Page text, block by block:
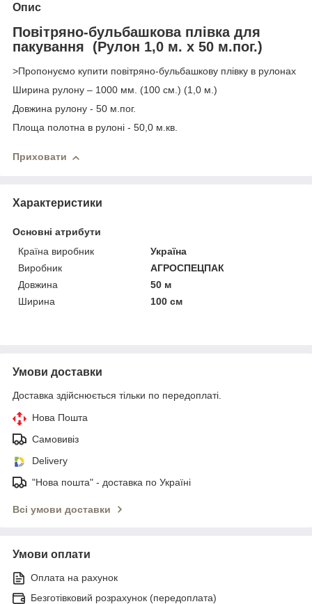
Опис
Повітряно-бульбашкова плівка для
пакування (Рулон 1,0 м. х 50 м.пог.)
>Пропонуємо купити повітряно-бульбашкову плівку в рулонах
Ширина рулону – 1000 мм. (100 см.) (1,0 м.)
Довжина рулону - 50 м.пог.
Площа полотна в рулоні - 50,0 м.кв.
Приховати
Характеристики
Основні атрибути
Країна виробник
Україна
Виробник
АГРОСПЕЦПАК
Довжина
50 м
Ширина
100 см
Умови доставки
Доставка здійснюється тільки по передоплаті.
Нова Пошта
Самовивіз
Delivery
"Нова пошта" - доставка по Україні
Всі умови доставки
Умови оплати
Оплата на рахунок
Безготівковий розрахунок (передоплата)